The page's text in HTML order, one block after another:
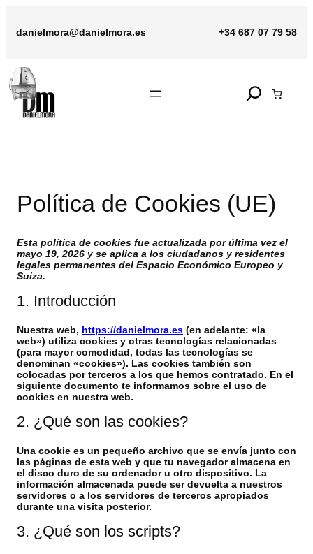
contenido
danielmora@danielmora.es +34 687 07 79 58
Search
Política de Cookies (UE)
Esta política de cookies fue actualizada por última vez el
mayo 19, 2026 y se aplica a los ciudadanos y residentes
legales permanentes del Espacio Económico Europeo y
Suiza.
1. Introducción
Nuestra web, https://danielmora.es (en adelante: «la
web») utiliza cookies y otras tecnologías relacionadas
(para mayor comodidad, todas las tecnologías se
denominan «cookies»). Las cookies también son
colocadas por terceros a los que hemos contratado. En el
siguiente documento te informamos sobre el uso de
cookies en nuestra web.
2. ¿Qué son las cookies?
Una cookie es un pequeño archivo que se envía junto con
las páginas de esta web y que tu navegador almacena en
el disco duro de su ordenador u otro dispositivo. La
información almacenada puede ser devuelta a nuestros
servidores o a los servidores de terceros apropiados
durante una visita posterior.
3. ¿Qué son los scripts?